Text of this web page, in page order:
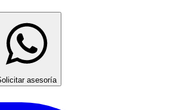
asesoría